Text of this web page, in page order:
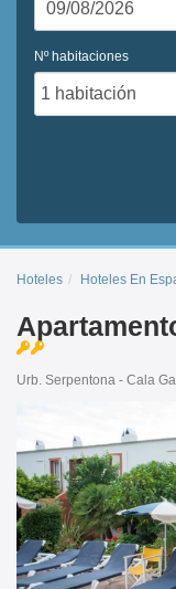
Nº habitaciones
Hoteles Hoteles En
Urb. Serpentona - Cala